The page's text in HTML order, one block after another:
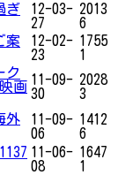
ぎ
12-03-
27
2013
6
案
12-02-
23
1755
1
ク
画 11-09-
30
2028
3
外
11-09-
06
1412
6
11-06-
08
1647
1